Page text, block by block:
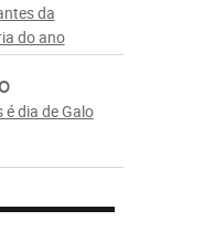
da
do ano
é dia de Galo